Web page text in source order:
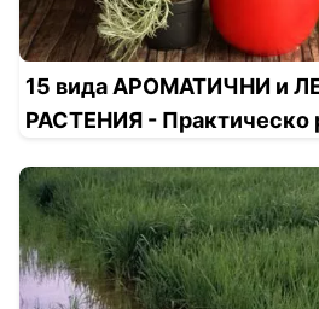
15 вида АРОМАТИЧНИ и
РАСТЕНИЯ - Практическо